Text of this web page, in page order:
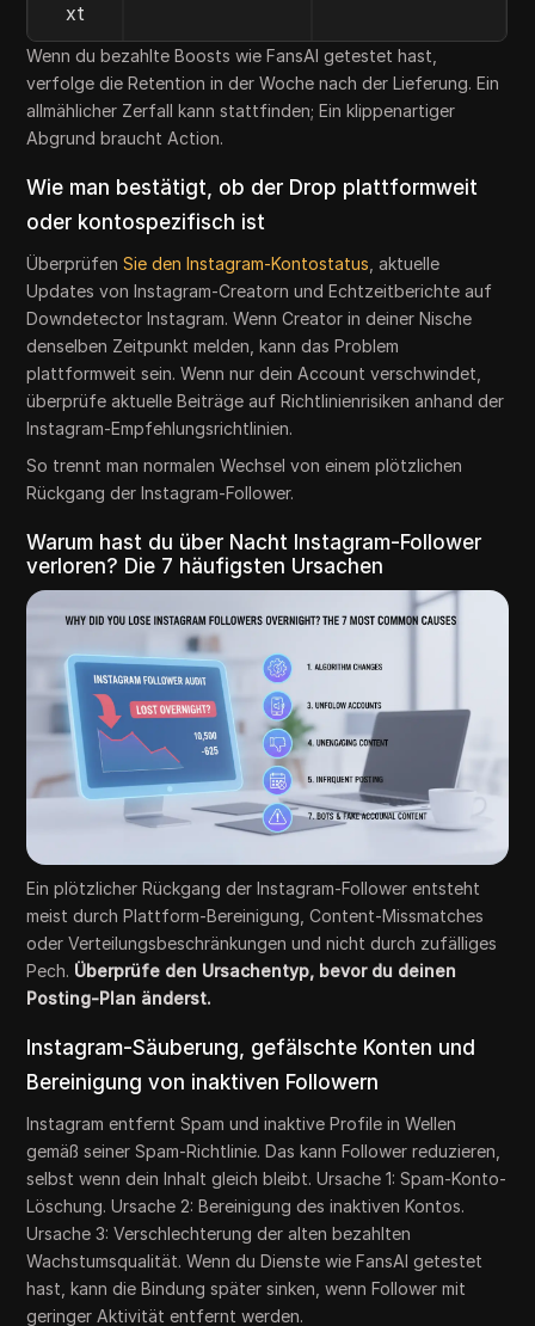
xt
Wenn du bezahlte Boosts wie FansAI getestet hast,
verfolge die Retention in der Woche nach der Lieferung. Ein
allmählicher Zerfall kann stattfinden; Ein klippenartiger
Abgrund braucht Action.
Wie man bestätigt, ob der Drop plattformweit
oder kontospezifisch ist
ÜberprüfenSie den Instagram-Kontostatus , aktuelle
Updates von Instagram-Creatorn und Echtzeitberichte auf
Downdetector Instagram. Wenn Creator in deiner Nische
denselben Zeitpunkt melden, kann das Problem
plattformweit sein. Wenn nur dein Account verschwindet,
überprüfe aktuelle Beiträge auf Richtlinienrisiken anhand der
Instagram-Empfehlungsrichtlinien.
So trennt man normalen Wechsel von einem plötzlichen
Rückgang der Instagram-Follower.
Warum hast du über Nacht Instagram-Follower
verloren? Die 7 häufigsten Ursachen
Ein plötzlicher Rückgang der Instagram-Follower entsteht
meist durch Plattform-Bereinigung, Content-Missmatches
oder Verteilungsbeschränkungen und nicht durch zufälliges
Pech. Überprüfe den Ursachentyp, bevor du deinen
Posting-Plan änderst.
Instagram-Säuberung, gefälschte Konten und
Bereinigung von inaktiven Followern
Instagram entfernt Spam und inaktive Profile in Wellen
gemäß seiner Spam-Richtlinie. Das kann Follower reduzieren,
selbst wenn dein Inhalt gleich bleibt. Ursache 1: Spam-Konto-
Löschung. Ursache 2: Bereinigung des inaktiven Kontos.
Ursache 3: Verschlechterung der alten bezahlten
Wachstumsqualität. Wenn du Dienste wie FansAI getestet
hast, kann die Bindung später sinken, wenn Follower mit
geringer Aktivität entfernt werden.